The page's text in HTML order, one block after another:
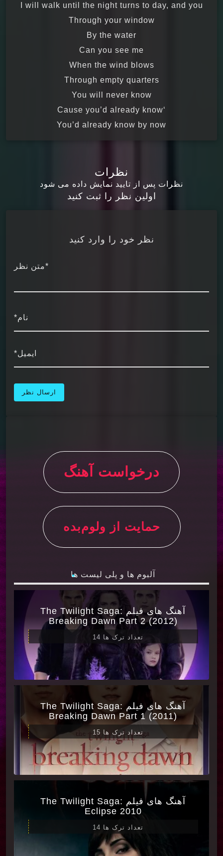
I will walk until the night turns to day, and you
Through your window
By the water
Can you see me
When the wind blows
Through empty quarters
You will never know
‘Cause you’d already know
You’d already know by now
نظرات
نظرات پس از تایید نمایش داده می شود
اولین نظر را ثبت کنید
نظر خود را وارد کنید
*متن نظر
نام*
ایمیل*
درخواست آهنگ
حمایت از ولوم‌بده
آلبوم ها و پلی لیست ها
آهنگ های فیلم The Twilight Saga:
Breaking Dawn Part 2 (2012)
تعداد ترک ها 14
آهنگ های فیلم The Twilight Saga:
Breaking Dawn Part 1 (2011)
تعداد ترک ها 15
آهنگ های فیلم The Twilight Saga:
Eclipse 2010
تعداد ترک ها 14